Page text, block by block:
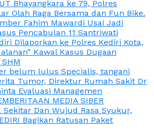
Bhayangkara ke 79, Polres
Olah Raga Bersama dan Fun Bike.
Fahim Mawardi Usai Jadi
Pencabulan 11 Santriwati
Dilaporkan ke Polres Kediri Kota,
Kawal Kasus Dugaan
belum lulus Specialis, tangani
Tumor, Direktur Rumah Sakit Dr
Evaluasi Managemen
MEDIA SIBER
Sekitar Dan Wujud Rasa Syukur,
Bagikan Ratusan Paket